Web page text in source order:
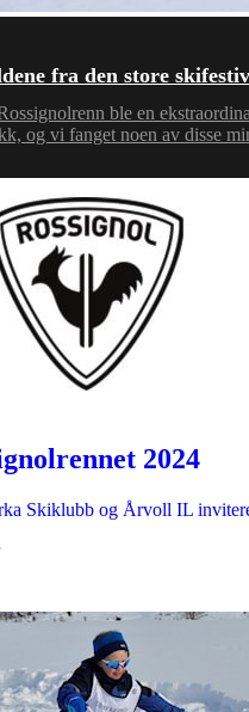
fra den store
ble en
og vi fanget noen av disse
2024
Skiklubb og Årvoll IL